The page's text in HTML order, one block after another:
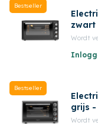
Bestseller
zwart
Wordt
Bestseller
grijs -
Wordt